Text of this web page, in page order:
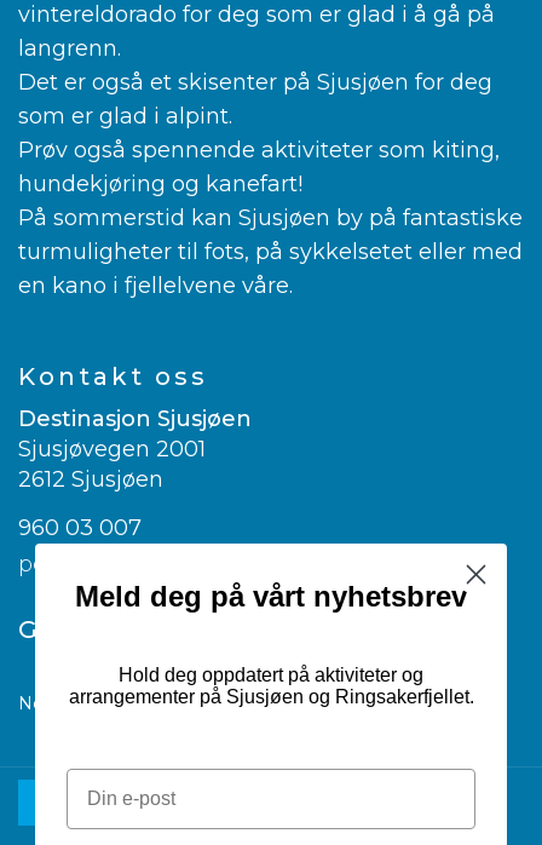
vintereldorado for deg som er glad i å gå på
langrenn.
Det er også et skisenter på Sjusjøen for deg
som er glad i alpint.
Prøv også spennende aktiviteter som kiting,
hundekjøring og kanefart!
På sommerstid kan Sjusjøen by på fantastiske
turmuligheter til fots, på sykkelsetet eller med
en kano i fjellelvene våre.
Kontakt oss
Destinasjon Sjusjøen
Sjusjøvegen 2001
2612 Sjusjøen
960 03 007
post@visitsjusjoen.no
Google translate
Norwegian ▼
Meld deg på vårt nyhetsbrev
Hold deg oppdatert på aktiviteter og
arrangementer på Sjusjøen og Ringsakerfjellet.